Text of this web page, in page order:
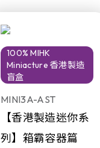
100% MIHK
Miniacture 香港製造
盲盒
MINI3A-AST
【香港製造迷你系
列】箱霸容器篇